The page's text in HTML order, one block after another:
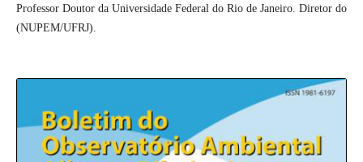
Professor Doutor da Universidade Federal do Rio de Janeiro. Diretor do
(NUPEM/UFRJ).